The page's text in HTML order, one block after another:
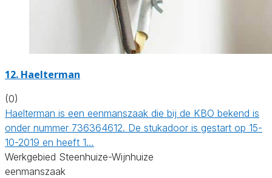
12. Haelterman
(0)
Haelterman is een eenmanszaak die bij de KBO bekend is
onder nummer 736364612. De stukadoor is gestart op 15-
10-2019 en heeft 1…
Werkgebied Steenhuize-Wijnhuize
eenmanszaak